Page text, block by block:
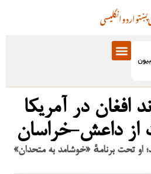
انگلیسیاردوپښتو
افغان در آمریکا
از داعش-خراسان
او تحت برنامهٔ «خوشامد به متحدان»